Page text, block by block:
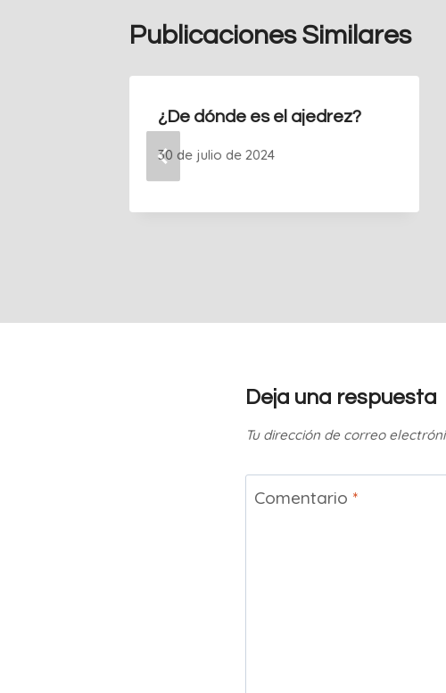
Publicaciones Similares
¿De dónde es el ajedrez?
30 de julio de 2024
Deja una respuesta
Tu dirección de correo
Comentario *